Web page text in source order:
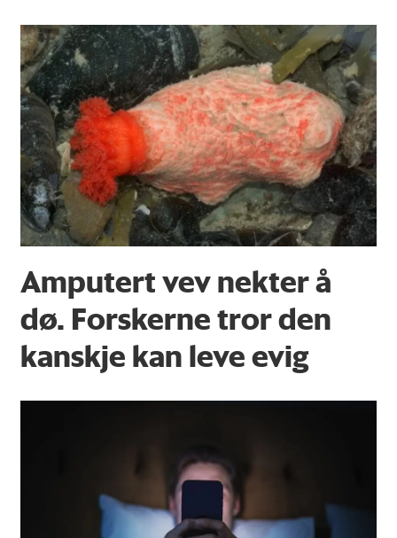
Amputert vev nekter å
dø. Forskerne tror den
kanskje kan leve evig